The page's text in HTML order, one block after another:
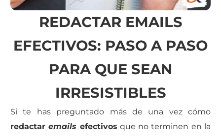
REDACTAR EMAILS
EFECTIVOS: PASO A PASO
PARA QUE SEAN
IRRESISTIBLES
Si te has preguntado más de una vez cómo
redactaremails efectivos que no terminen en la